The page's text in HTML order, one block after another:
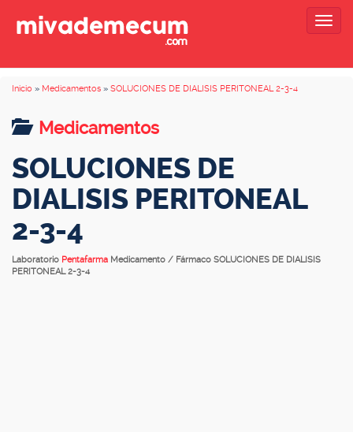
Inicio » Medicamentos » SOLUCIONES DE DIALISIS PERITONEAL 2-3-4
Medicamentos
SOLUCIONES DE
DIALISIS PERITONEAL
2-3-4
Laboratorio Pentafarma Medicamento / Fármaco SOLUCIONES DE DIALISIS
PERITONEAL 2-3-4